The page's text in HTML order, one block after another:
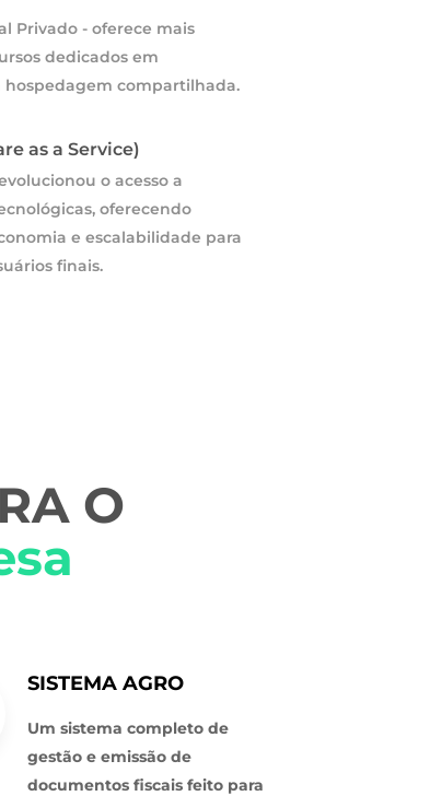
Privado - oferece mais
dedicados em
hospedagem compartilhada.
as a Service)
o acesso a
oferecendo
e escalabilidade para
finais.
O
SISTEMA AGRO
Um sistema completo de
gestão e emissão de
documentos fiscais feito para